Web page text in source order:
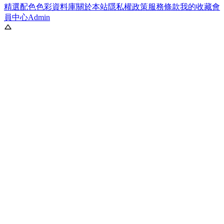
精選配色色彩資料庫關於本站隱私權政策服務條款我的收藏會
員中心Admin